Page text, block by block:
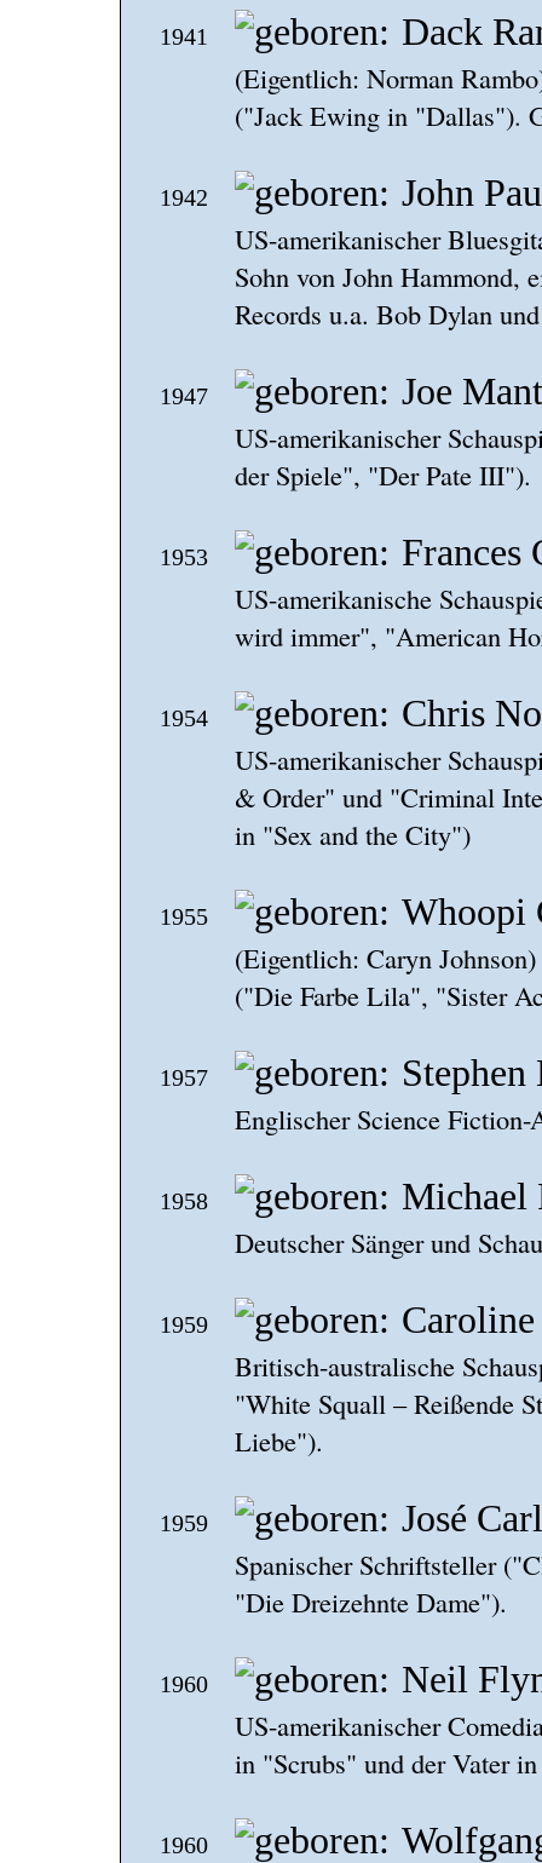
1941 Dack
(Eigentlich: Norman
("Jack Ewing in "Dallas").
1942 John
US-amerikanischer
Sohn von John Hammond,
Records u.a. Bob Dylan
1947 Joe
US-amerikanischer
der Spiele", "Der Pate III").
1953 Frances
US-amerikanische
wird immer", "American
1954 Chris
US-amerikanischer
& Order" und "Criminal
in "Sex and the City")
1955 Whoopi
(Eigentlich: Caryn
("Die Farbe Lila", "Sister
1957 Stephen
Englischer Science
1958 Michael
Deutscher Sänger und
1959
Britisch-australische
"White Squall – Reißende
Liebe").
1959 José
Spanischer Schriftsteller
"Die Dreizehnte Dame").
1960 Neil
US-amerikanischer
in "Scrubs" und der Vater
1960